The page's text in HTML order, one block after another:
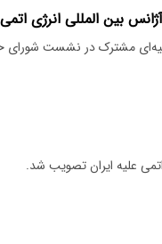
مشترک در نشست شورای
علیه ایران تصویب شد.